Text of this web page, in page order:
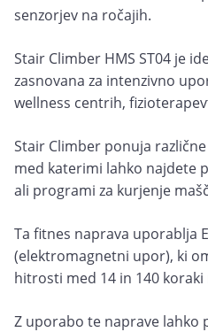
senzorjev na ročajih.
Stair Climber HMS ST04 je
zasnovana za intenzivno
wellness centrih,
Stair Climber ponuja
med katerimi lahko najdete
ali programi za kurjenje
Ta fitnes naprava uporablja
(elektromagnetni upor), ki
hitrosti med 14 in 140
Z uporabo te naprave lahko